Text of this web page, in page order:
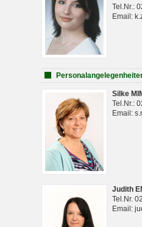
Tel.Nr.:
Email:
Silke
Tel.Nr.:
Email:
Judith
Tel.Nr.
Email: